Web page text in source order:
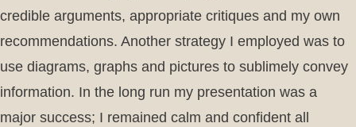
credible arguments, appropriate critiques and my own
recommendations. Another strategy I employed was to
use diagrams, graphs and pictures to sublimely convey
information. In the long run my presentation was a
major success; I remained calm and confident all